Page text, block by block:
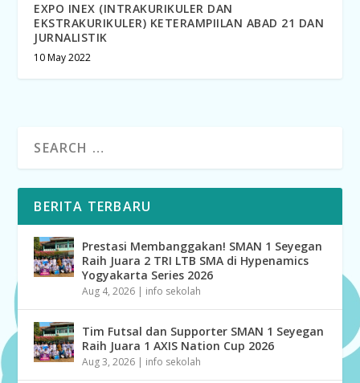
EXPO INEX (INTRAKURIKULER DAN
EKSTRAKURIKULER) KETERAMPIILAN ABAD 21 DAN
JURNALISTIK
10 May 2022
BERITA TERBARU
Prestasi Membanggakan! SMAN 1 Seyegan
Raih Juara 2 TRI LTB SMA di Hypenamics
Yogyakarta Series 2026
Aug 4, 2026 | info sekolah
Tim Futsal dan Supporter SMAN 1 Seyegan
Raih Juara 1 AXIS Nation Cup 2026
Aug 3, 2026 | info sekolah